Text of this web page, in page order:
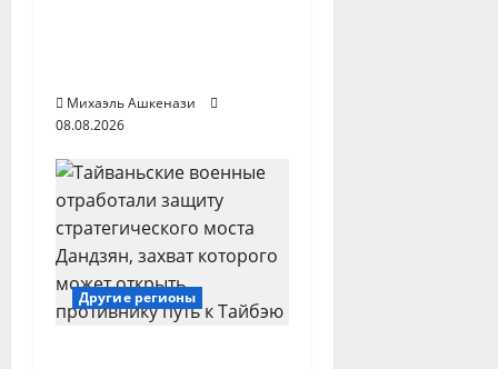
Михаэль Ашкенази
08.08.2026
Другие регионы